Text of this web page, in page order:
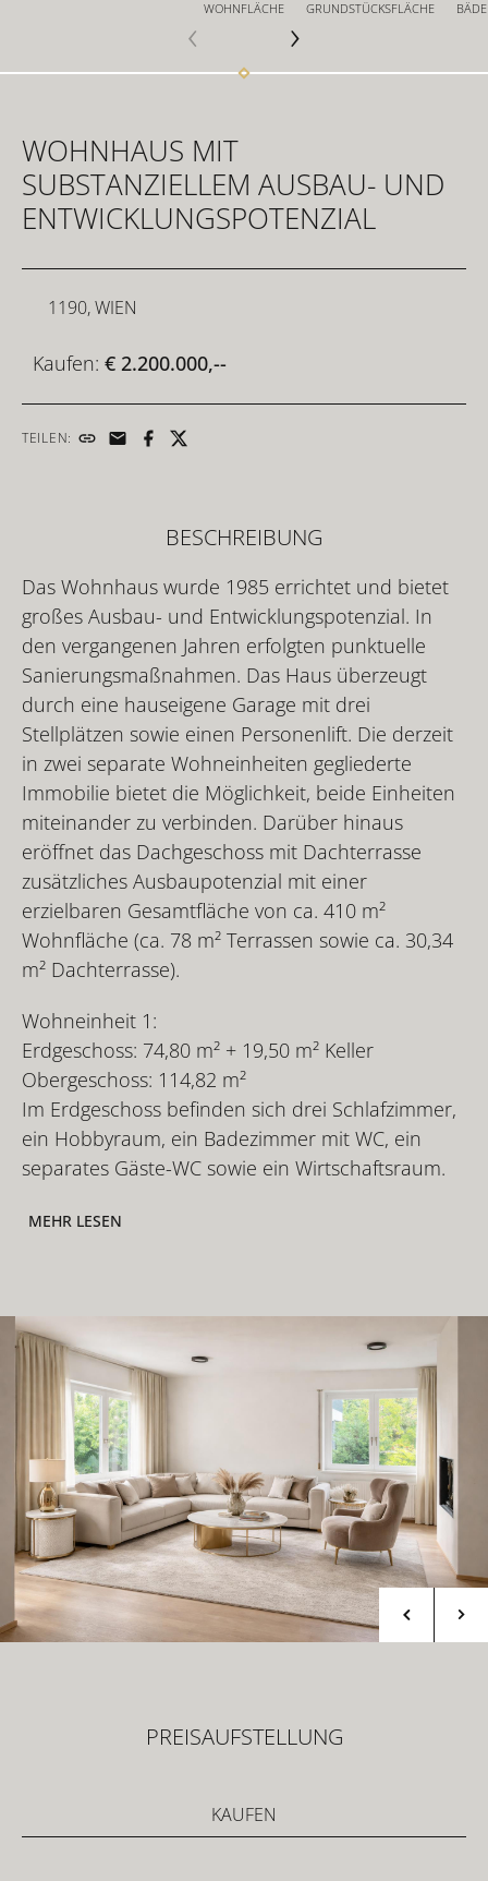
FÜR INVESTOREN
FÜR DEVELOPER
KONTAKT
WOHNFLÄCHE GRUNDSTÜCKSFLÄCHE
WOHNHAUS MIT
SUBSTANZIELLEM AUSBAU- UND
ENTWICKLUNGSPOTENZIAL
1190, WIEN
Kaufen: € 2.200.000,--
TEILEN:
BESCHREIBUNG
Das Wohnhaus wurde 1985 errichtet und bietet
großes Ausbau- und Entwicklungspotenzial. In
den vergangenen Jahren erfolgten punktuelle
Sanierungsmaßnahmen. Das Haus überzeugt
durch eine hauseigene Garage mit drei
Stellplätzen sowie einen Personenlift. Die derzeit
in zwei separate Wohneinheiten gegliederte
Immobilie bietet die Möglichkeit, beide Einheiten
miteinander zu verbinden. Darüber hinaus
eröffnet das Dachgeschoss mit Dachterrasse
zusätzliches Ausbaupotenzial mit einer
erzielbaren Gesamtfläche von ca. 410 m²
Wohnfläche (ca. 78 m² Terrassen sowie ca. 30,34
m² Dachterrasse).
Wohneinheit 1:
Erdgeschoss: 74,80 m² + 19,50 m² Keller
Obergeschoss: 114,82 m²
Im Erdgeschoss befinden sich drei Schlafzimmer,
ein Hobbyraum, ein Badezimmer mit WC, ein
separates Gäste-WC sowie ein Wirtschaftsraum.
MEHR LESEN
PREISAUFSTELLUNG
KAUFEN